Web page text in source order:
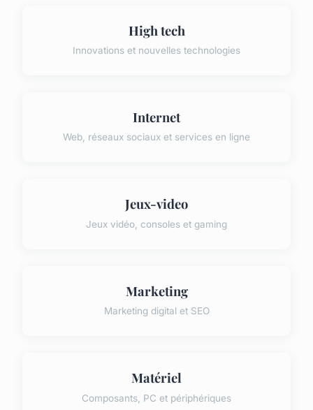
High tech
Innovations et nouvelles technologies
Internet
Web, réseaux sociaux et services en ligne
Jeux-video
Jeux vidéo, consoles et gaming
Marketing
Marketing digital et SEO
Matériel
Composants, PC et périphériques